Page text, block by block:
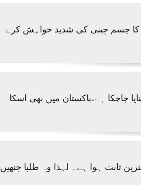
ہیں تو اگلے 20منٹ بعد ہی آپ کا جسم چینی کی شدید خواہش کرے
جاچکا ہے،پاکستان میں بھی اسکا
ثابت ہوا ہے۔ لہذا وہ طلبا جنھیں